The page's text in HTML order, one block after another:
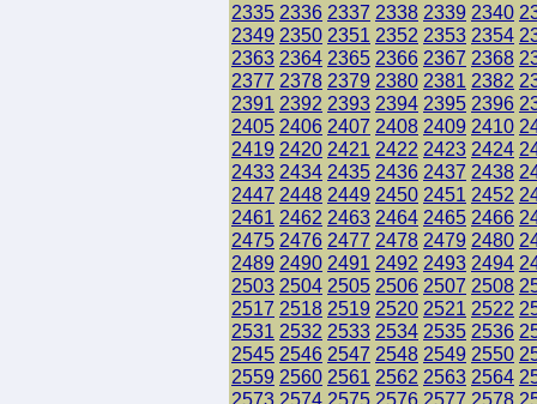
2335 2336 2337 2338 2339 2340
2349 2350 2351 2352 2353 2354
2363 2364 2365 2366 2367 2368
2377 2378 2379 2380 2381 2382
2391 2392 2393 2394 2395 2396
2405 2406 2407 2408 2409 2410
2419 2420 2421 2422 2423 2424
2433 2434 2435 2436 2437 2438
2447 2448 2449 2450 2451 2452
2461 2462 2463 2464 2465 2466
2475 2476 2477 2478 2479 2480
2489 2490 2491 2492 2493 2494
2503 2504 2505 2506 2507 2508
2517 2518 2519 2520 2521 2522
2531 2532 2533 2534 2535 2536
2545 2546 2547 2548 2549 2550
2559 2560 2561 2562 2563 2564
2573 2574 2575 2576 2577 2578